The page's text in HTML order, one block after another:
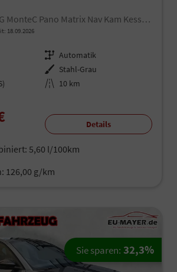
Monte Carlo DSG MonteC Pano Matrix Nav Kam Kessy SHZ
18.09.2026
Getriebe Automatik
Außenfarbe Stahl-Grau
Kilometerstand 10 km
Details
5,60 l/100km
126,00 g/km
Sie sparen: 32,3%